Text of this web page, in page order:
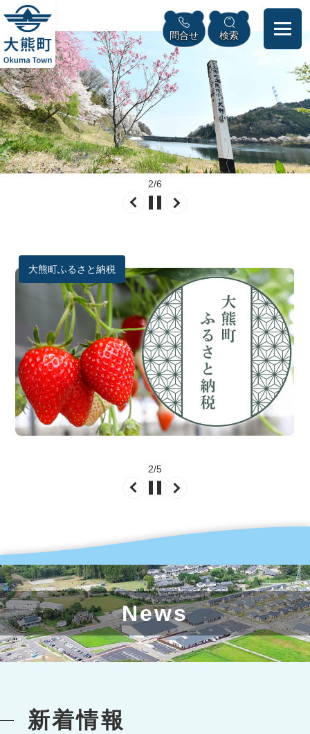
ー
の
先
頭
で
す
。
メニューを飛ばして本文へ
文
問合せ 検索
2/6
大熊町ふるさと納税
2/5
News
新着情報